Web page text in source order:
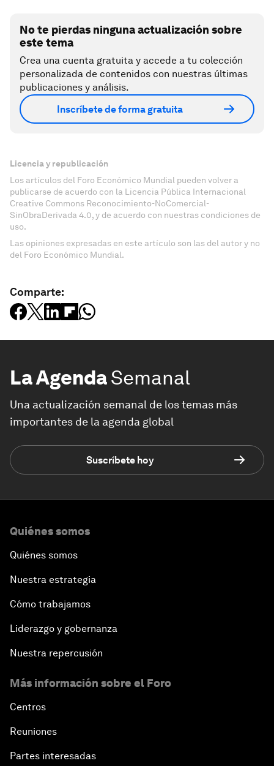
No te pierdas ninguna actualización sobre
este tema
Crea una cuenta gratuita y accede a tu colección
personalizada de contenidos con nuestras últimas
publicaciones y análisis.
Inscríbete de forma gratuita
Licencia y republicación
Los artículos del Foro Económico Mundial pueden volver a
publicarse de acuerdo con la Licencia Pública Internacional
Creative Commons Reconocimiento-NoComercial-
SinObraDerivada 4.0, y de acuerdo con nuestras condiciones de
uso.
Las opiniones expresadas en este artículo son las del autor y no
del Foro Económico Mundial.
Comparte:
La AgendaSemanal
Una actualización semanal de los temas más
importantes de la agenda global
Suscríbete hoy
Quiénes somos
Quiénes somos
Nuestra estrategia
Cómo trabajamos
Liderazgo y gobernanza
Nuestra repercusión
Más información sobre el Foro
Centros
Reuniones
Partes interesadas